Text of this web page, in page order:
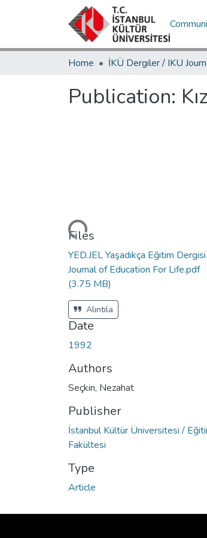
Home İKÜ Dergiler / IKU
Publication:
Loading...
Files
YED.JEL Yaşadıkça Eğitim Dergisi
Journal of Education For Life.pdf
(3.75 MB)
Alıntıla
Date
1992
Authors
Seçkin, Nezahat
Publisher
İstanbul Kültür Üniversitesi /
Fakültesi
Type
Article